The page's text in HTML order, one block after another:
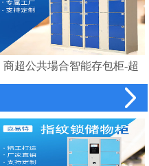
商超公共場合智能存包柜-超
市智能條碼寄存儲物柜電子
存包柜